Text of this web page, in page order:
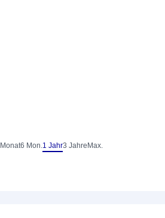
6 Mon.1 Jahr3 Jahre Max.